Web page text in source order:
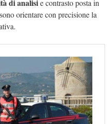
di analisie contrasto posta in
orientare con precisione la